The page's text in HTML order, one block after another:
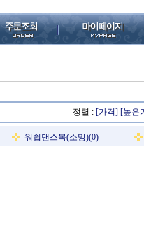
정렬 : [가격] [높은
워쉽댄스복(소망)(0)